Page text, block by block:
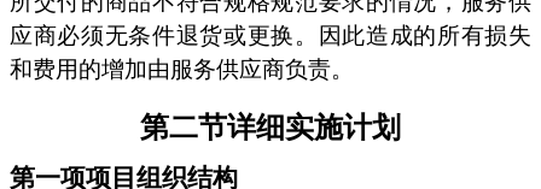
应商必须无条件退货或更换。因此造成的所有损失
和费用的增加由服务供应商负责。
第二节详细实施计划
第一项项目组织结构